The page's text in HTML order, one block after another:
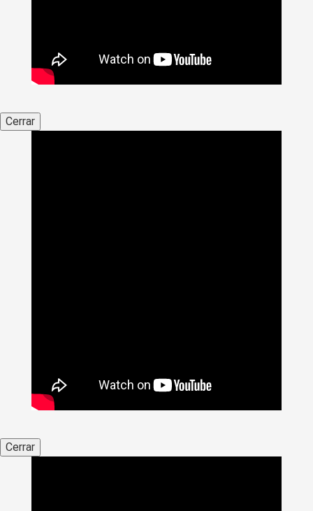
Cerrar
Cerrar